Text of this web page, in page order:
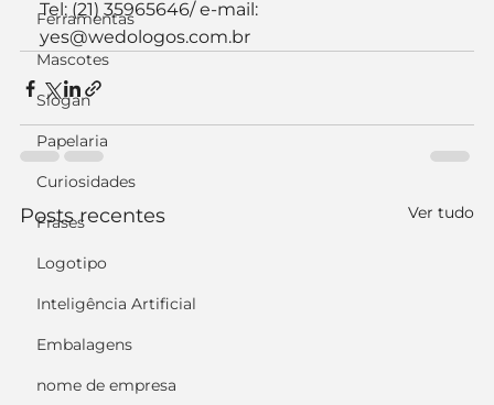
Ferramentas
Mascotes
Slogan
Papelaria
Curiosidades
Frases
Logotipo
Inteligência Artificial
Embalagens
nome de empresa
Tel: (21) 35965646/ e-mail:
yes@wedologos.com.br
Posts recentes Ver tudo